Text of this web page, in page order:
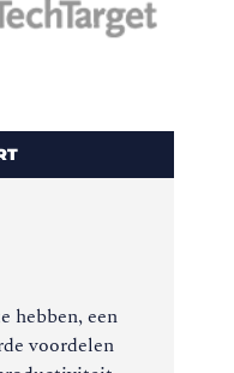
hebben, een
voordelen